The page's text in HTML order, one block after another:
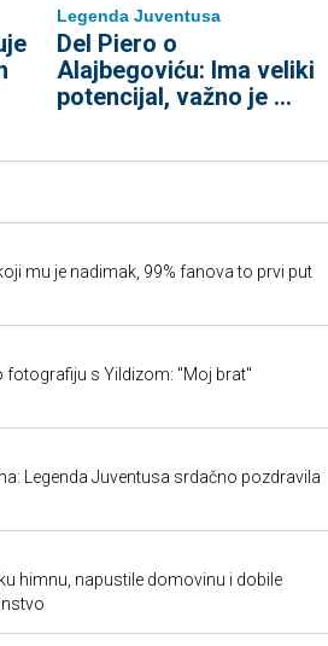
Legenda Juventusa
Del Piero o
Alajbegoviću: Ima veliki
potencijal, važno je ...
mu je nadimak, 99% fanova to prvi put
fotografiju s Yildizom: "Moj brat"
Legenda Juventusa srdačno pozdravila
himnu, napustile domovinu i dobile